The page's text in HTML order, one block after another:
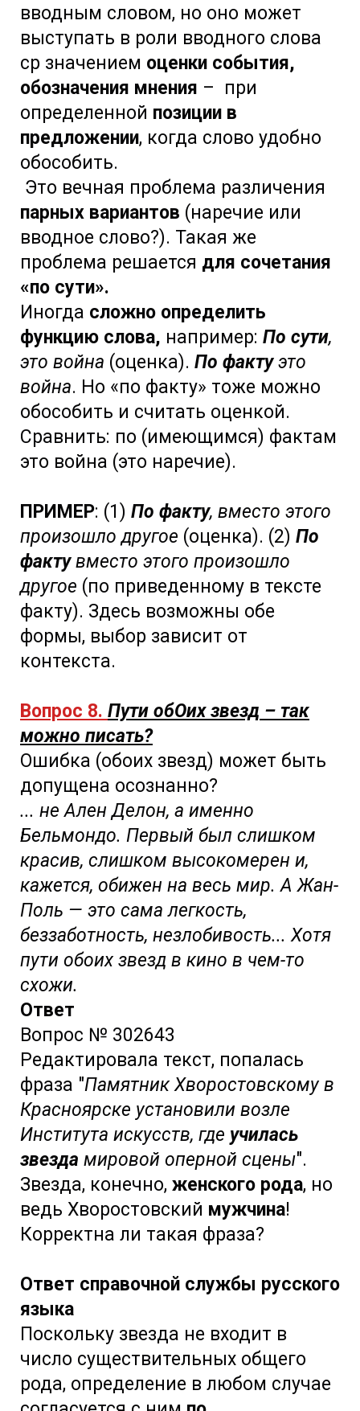
вводным словом, но оно может
выступать в роли вводного слова
ср значением оценки события,
обозначения мнения – при
определенной позиции в
предложении, когда слово удобно
обособить.
Это вечная проблема различения
парных вариантов (наречие или
вводное слово?). Такая же
проблема решается для сочетания
«по сути».
Иногда сложно определить
функцию слова, например: По сути,
это война (оценка). По фактуэто
война. Но «по факту» тоже можно
обособить и считать оценкой.
Сравнить: по (имеющимся) фактам
это война (это наречие).
ПРИМЕР: (1) По факту, вместо этого
произошло другое (оценка). (2) По
фактувместо этого произошло
другое (по приведенному в тексте
факту). Здесь возможны обе
формы, выбор зависит от
контекста.
Вопрос 8. Пути обОих звезд – так
можно писать?
Ошибка (обоих звезд) может быть
допущена осознанно?
... не Ален Делон, а именно
Бельмондо. Первый был слишком
красив, слишком высокомерен и,
кажется, обижен на весь мир. А Жан-
Поль — это сама легкость,
беззаботность, незлобивость... Хотя
пути обоих звезд в кино в чем-то
схожи.
Ответ
Вопрос № 302643
Редактировала текст, попалась
фраза "Памятник Хворостовскому в
Красноярске установили возле
Института искусств, где училась
звезда мировой оперной сцены".
Звезда, конечно, женского рода, но
ведь Хворостовский мужчина!
Корректна ли такая фраза?
Ответ справочной службы русского
языка
Поскольку звезда не входит в
число существительных общего
рода, определение в любом случае